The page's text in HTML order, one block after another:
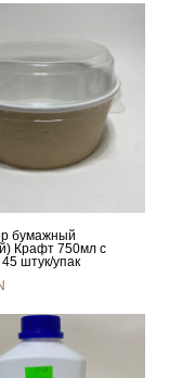
бумажный
Крафт 750мл с
штук/упак